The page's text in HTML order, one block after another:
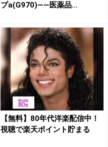
プa(G970)——医薬品...
【無料】80年代洋楽配信中！
視聴で楽天ポイント貯まる